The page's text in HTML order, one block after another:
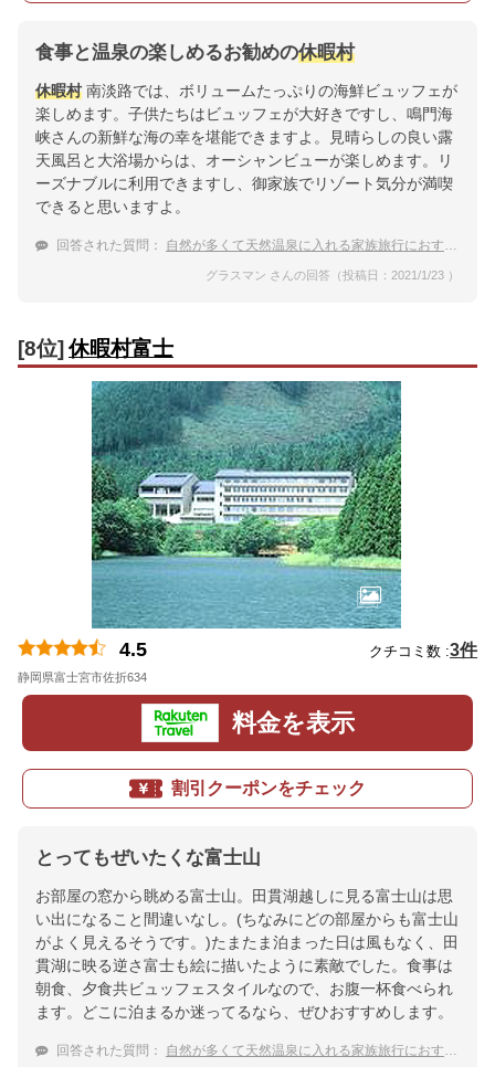
食事と温泉の楽しめるお勧めの休暇村
休暇村南淡路では、ボリュームたっぷりの海鮮ビュッフェが
楽しめます。子供たちはビュッフェが大好きですし、鳴門海
峡さんの新鮮な海の幸を堪能できますよ。見晴らしの良い露
天風呂と大浴場からは、オーシャンビューが楽しめます。リ
ーズナブルに利用できますし、御家族でリゾート気分が満喫
できると思いますよ。
回答された質問： 自然が多くて天然温泉に入れる家族旅行におすすめの
グラスマン さんの回答（投稿日：2021/1/23 ）
[8位]休暇村富士
4.5 クチコミ数 :3件
静岡県富士宮市佐折634
料金を表示
割引クーポンをチェック
とってもぜいたくな富士山
お部屋の窓から眺める富士山。田貫湖越しに見る富士山は思
い出になること間違いなし。(ちなみにどの部屋からも富士山
がよく見えるそうです。)たまたま泊まった日は風もなく、田
貫湖に映る逆さ富士も絵に描いたように素敵でした。食事は
朝食、夕食共ビュッフェスタイルなので、お腹一杯食べられ
ます。どこに泊まるか迷ってるなら、ぜひおすすめします。
回答された質問： 自然が多くて天然温泉に入れる家族旅行におすすめの